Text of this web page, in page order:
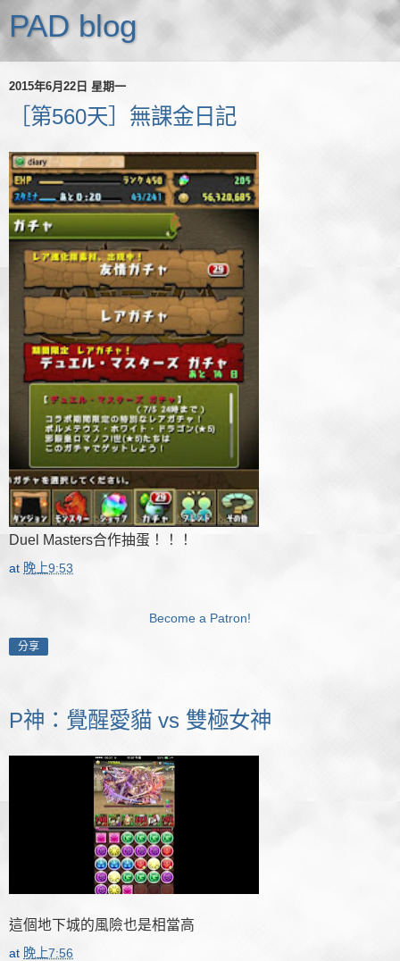
PAD blog
2015年6月22日 星期一
［第560天］無課金日記
Duel Masters合作抽蛋！！！
at 晚上9:53
Become a Patron!
分享
P神：覺醒愛貓 vs 雙極女神
這個地下城的風險也是相當高
at 晚上7:56